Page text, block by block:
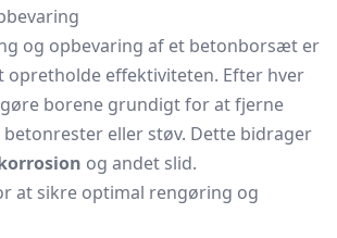
og opbevaring af et betonborsæt er
opretholde effektiviteten. Efter hver
borene grundigt for at fjerne
eller støv. Dette bidrager
og andet slid.
at sikre optimal rengøring og